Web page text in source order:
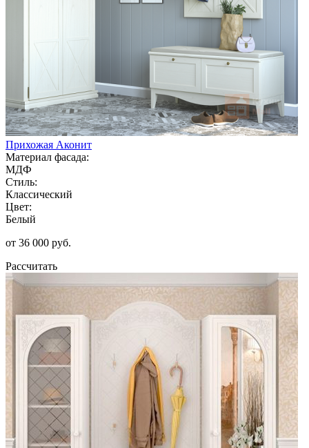
Прихожая Аконит
Материал фасада:
МДФ
Стиль:
Классический
Цвет:
Белый
от 36 000 руб.
Рассчитать